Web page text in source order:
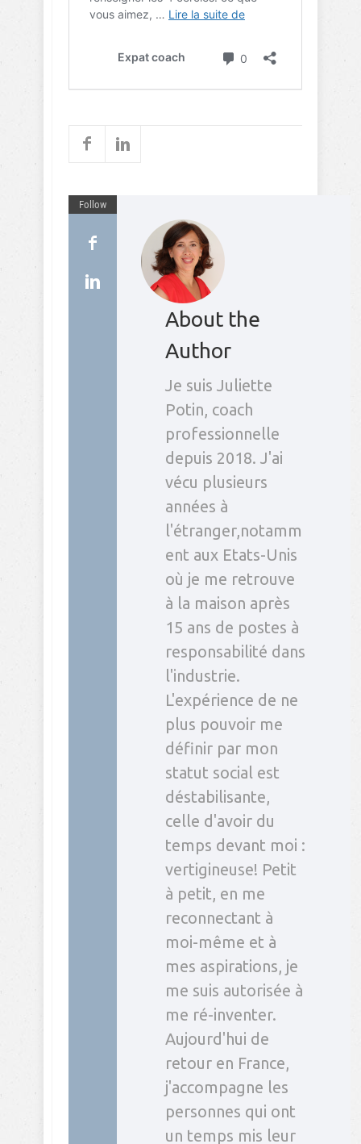
Follow
About the
Author
Je suis Juliette
Potin, coach
professionnelle
depuis 2018. J'ai
vécu plusieurs
années à
l'étranger,notamm
ent aux Etats-Unis
où je me retrouve
à la maison après
15 ans de postes à
responsabilité dans
l'industrie.
L'expérience de ne
plus pouvoir me
définir par mon
statut social est
déstabilisante,
celle d'avoir du
temps devant moi :
vertigineuse! Petit
à petit, en me
reconnectant à
moi-même et à
mes aspirations, je
me suis autorisée à
me ré-inventer.
Aujourd'hui de
retour en France,
j'accompagne les
personnes qui ont
un temps mis leur